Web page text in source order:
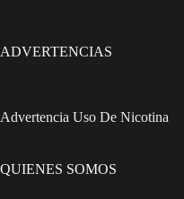
ADVERTENCIAS
Advertencia Uso De Nicotina
QUIENES SOMOS